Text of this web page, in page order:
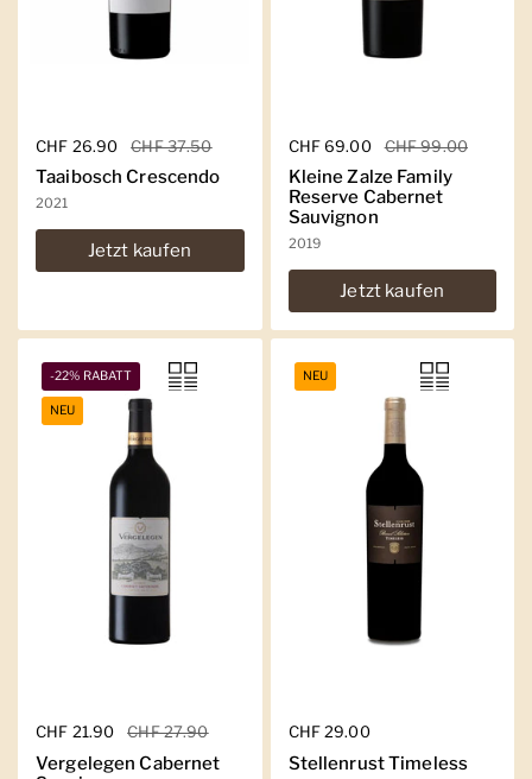
Regulärer Preis
CHF 26.90 Sale-Preis
CHF 37.50
Taaibosch Crescendo
2021
Jetzt kaufen
Regulärer Preis
CHF 69.00 Sale-Preis
CHF 99.00
Kleine Zalze Family
Reserve Cabernet
Sauvignon
2019
Jetzt kaufen
Regulärer Preis
CHF 21.90 Sale-Preis
CHF 27.90
Vergelegen Cabernet
-22% RABATT
NEU
Regulärer Preis
CHF 29.00
Stellenrust Timeless
NEU